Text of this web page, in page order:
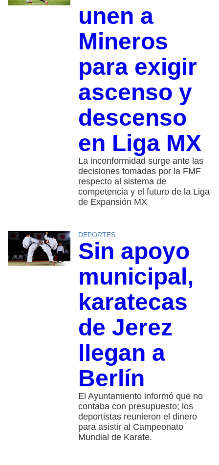
unen a
Mineros
para exigir
ascenso y
descenso
en Liga MX
La inconformidad surge ante las
decisiones tomadas por la FMF
respecto al sistema de
competencia y el futuro de la Liga
de Expansión MX
DEPORTES
Sin apoyo
municipal,
karatecas
de Jerez
llegan a
Berlín
El Ayuntamiento informó que no
contaba con presupuesto; los
deportistas reunieron el dinero
para asistir al Campeonato
Mundial de Karate.